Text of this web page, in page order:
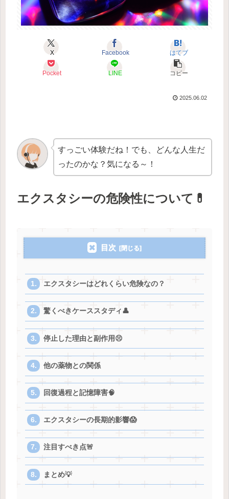
X Facebook はてブ
Pocket LINE コピー
2025.06.02
すっごい体験だね！でも、どんな人生だ
ったのかな？気になる～！
エクスタシーの危険性について💊
目次
エクスタシーはどれくらい危険なの？
驚くべきケーススタディ👤
停止した理由と副作用😣
他の薬物との関係
回復過程と記憶障害🧠
エクスタシーの長期的影響😱
注目すべき点🚨
まとめ💡